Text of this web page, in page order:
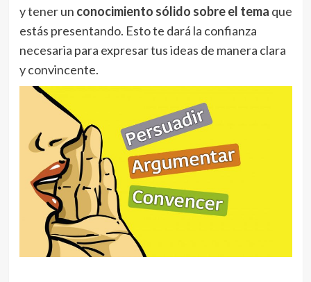
y tener un conocimiento sólido sobre el tema que
estás presentando. Esto te dará la confianza
necesaria para expresar tus ideas de manera clara
y convincente.